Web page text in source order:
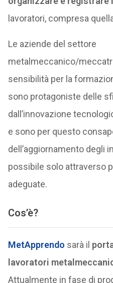
lavoratori, compresa
Le aziende del settore
metalmeccanico/
sensibilità per la
sono protagoniste delle
dall’innovazione
e sono per questo
dell’aggiornamento degli
possibile solo attraverso
adeguate.
Cos’è?
MetApprendo sarà il
lavoratori
Attualmente in fase di